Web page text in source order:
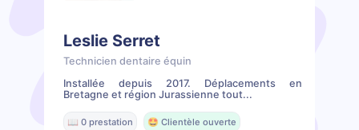
Leslie Serret
Technicien dentaire équin
Installée depuis 2017. Déplacements en
Bretagne et région Jurassienne tout...
📖 0 prestation 🤩 Clientèle ouverte